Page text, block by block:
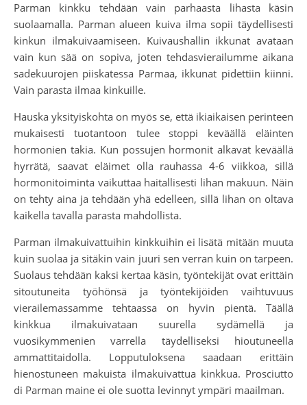
Parman kinkku tehdään vain parhaasta lihasta käsin
suolaamalla. Parman alueen kuiva ilma sopii täydellisesti
kinkun ilmakuivaamiseen. Kuivaushallin ikkunat avataan
vain kun sää on sopiva, joten tehdasvierailumme aikana
sadekuurojen piiskatessa Parmaa, ikkunat pidettiin kiinni.
Vain parasta ilmaa kinkuille.
Hauska yksityiskohta on myös se, että ikiaikaisen perinteen
mukaisesti tuotantoon tulee stoppi keväällä eläinten
hormonien takia. Kun possujen hormonit alkavat keväällä
hyrrätä, saavat eläimet olla rauhassa 4-6 viikkoa, sillä
hormonitoiminta vaikuttaa haitallisesti lihan makuun. Näin
on tehty aina ja tehdään yhä edelleen, sillä lihan on oltava
kaikella tavalla parasta mahdollista.
Parman ilmakuivattuihin kinkkuihin ei lisätä mitään muuta
kuin suolaa ja sitäkin vain juuri sen verran kuin on tarpeen.
Suolaus tehdään kaksi kertaa käsin, työntekijät ovat erittäin
sitoutuneita työhönsä ja työntekijöiden vaihtuvuus
vierailemassamme tehtaassa on hyvin pientä. Täällä
kinkkua ilmakuivataan suurella sydämellä ja
vuosikymmenien varrella täydelliseksi hioutuneella
ammattitaidolla. Lopputuloksena saadaan erittäin
hienostuneen makuista ilmakuivattua kinkkua. Prosciutto
di Parman maine ei ole suotta levinnyt ympäri maailman.